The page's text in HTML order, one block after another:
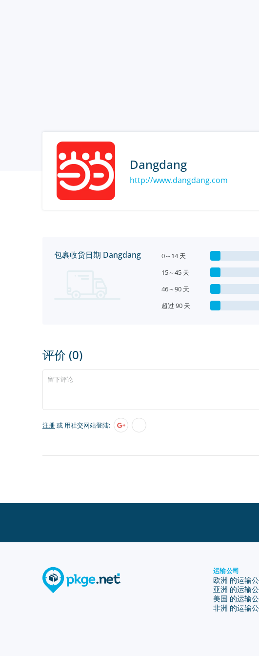
Dangdang
http://www.dangdang.com
包裹收货日期 Dangdang
0～14 天
15～45 天
46～90 天
超过 90 天
评价 (0)
注册或 用社交网站登陆:
运输公司
欧洲 的运输
亚洲 的运输
美国 的运输
非洲 的运输